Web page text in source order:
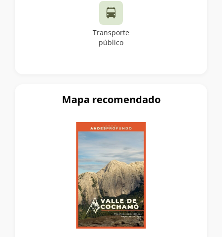
Transporte
público
Mapa recomendado